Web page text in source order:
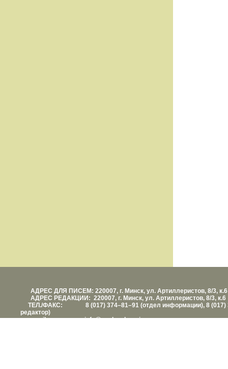
АДРЕС ДЛЯ ПИСЕМ: 220007, г. Минск, ул. Артиллеристов, 8/3, к.6
АДРЕС РЕДАКЦИИ: 220007, г. Минск, ул. Артиллеристов, 8/3, к.6
ТЕЛ./ФАКС: 8 (017) 374–81–91 (отдел информации), 8 (017)
редактор)
е-mail: info@vashezdorovie.com